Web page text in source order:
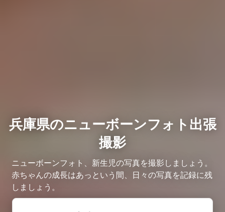
兵庫県のニューボーンフォト出張
撮影
ニューボーンフォト、新生児の写真を撮影しましょう。
赤ちゃんの成長はあっという間、日々の写真を記録に残
しましょう。